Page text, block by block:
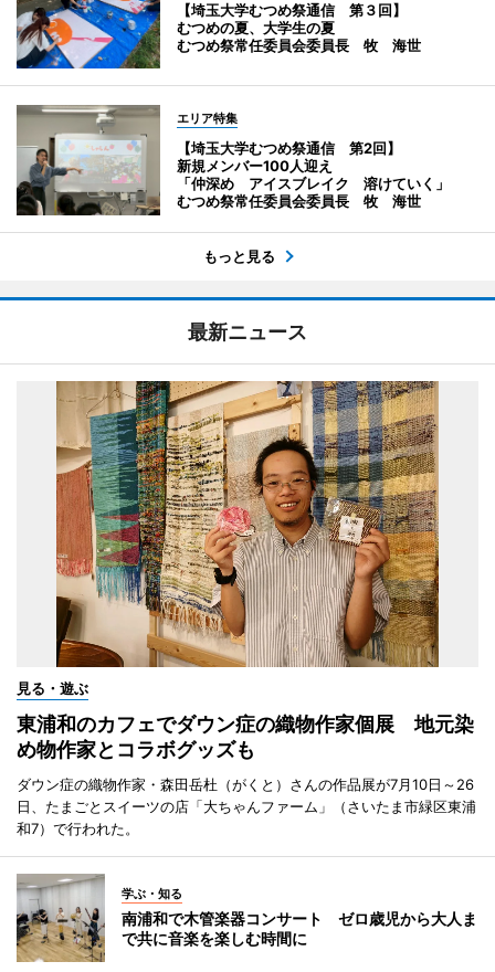
【埼玉大学むつめ祭通信 第３回】
むつめの夏、大学生の夏
むつめ祭常任委員会委員長 牧 海世
エリア特集
【埼玉大学むつめ祭通信 第2回】
新規メンバー100人迎え
「仲深め アイスブレイク 溶けていく」
むつめ祭常任委員会委員長 牧 海世
もっと見る
最新ニュース
見る・遊ぶ
東浦和のカフェでダウン症の織物作家個展 地元染
め物作家とコラボグッズも
ダウン症の織物作家・森田岳杜（がくと）さんの作品展が7月10日～26
日、たまごとスイーツの店「大ちゃんファーム」（さいたま市緑区東浦
和7）で行われた。
学ぶ・知る
南浦和で木管楽器コンサート ゼロ歳児から大人ま
で共に音楽を楽しむ時間に